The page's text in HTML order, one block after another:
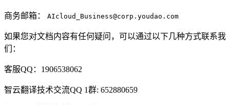
商务邮箱： AIcloud_Business@corp.youdao.com
如果您对文档内容有任何疑问，可以通过以下几种方式联系我
们：
客服QQ：1906538062
智云翻译技术交流QQ 1群: 652880659